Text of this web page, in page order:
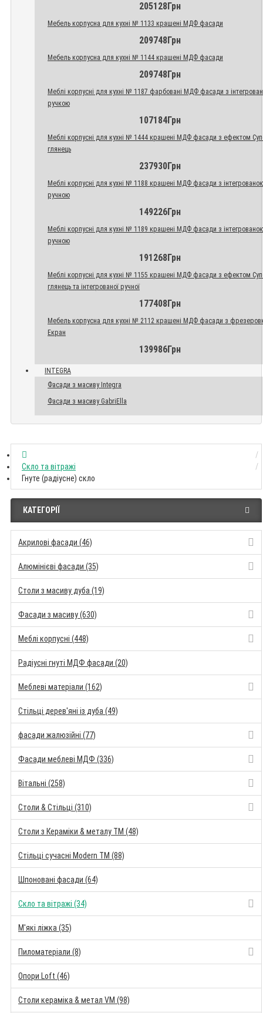
205128Грн
Мебель корпусна для кухні № 1133 крашені МДФ фасади
209748Грн
Мебель корпусна для кухні № 1144 крашені МДФ фасади
209748Грн
Меблі корпусні для кухні № 1187 фарбовані МДФ фасади з
ручкою
107184Грн
Меблі корпусні для кухні № 1444 крашені МДФ фасади з ефектом
глянець
237930Грн
Меблі корпусні для кухні № 1188 крашені МДФ фасади з
ручною
149226Грн
Меблі корпусні для кухні № 1189 крашені МДФ фасади з
ручною
191268Грн
Меблі корпусні для кухні № 1155 крашені МДФ фасади з ефектом
глянець та інтегрованої ручної
177408Грн
Мебель корпусна для кухні № 2112 крашені МДФ фасади з
Екран
139986Грн
INTEGRA
Фасади з масиву Integra
Фасади з масиву GabriElla
Скло та вітражі
Гнуте (радіусне) скло
КАТЕГОРІЇ
Акрилові фасади (46)
Алюмінієві фасади (35)
Столи з масиву дуба (19)
Фасади з масиву (630)
Меблі корпусні (448)
Радіусні гнуті МДФ фасади (20)
Меблеві матеріали (162)
Стільці дерев'яні із дуба (49)
фасади жалюзійні (77)
Фасади меблеві МДФ (336)
Вітальні (258)
Столи & Стільці (310)
Столи з Кераміки & металу TM (48)
Стільці сучасні Modern TM (88)
Шпоновані фасади (64)
Скло та вітражі (34)
М'які ліжка (35)
Пиломатеріали (8)
Опори Loft (46)
Столи кераміка & метал VM (98)